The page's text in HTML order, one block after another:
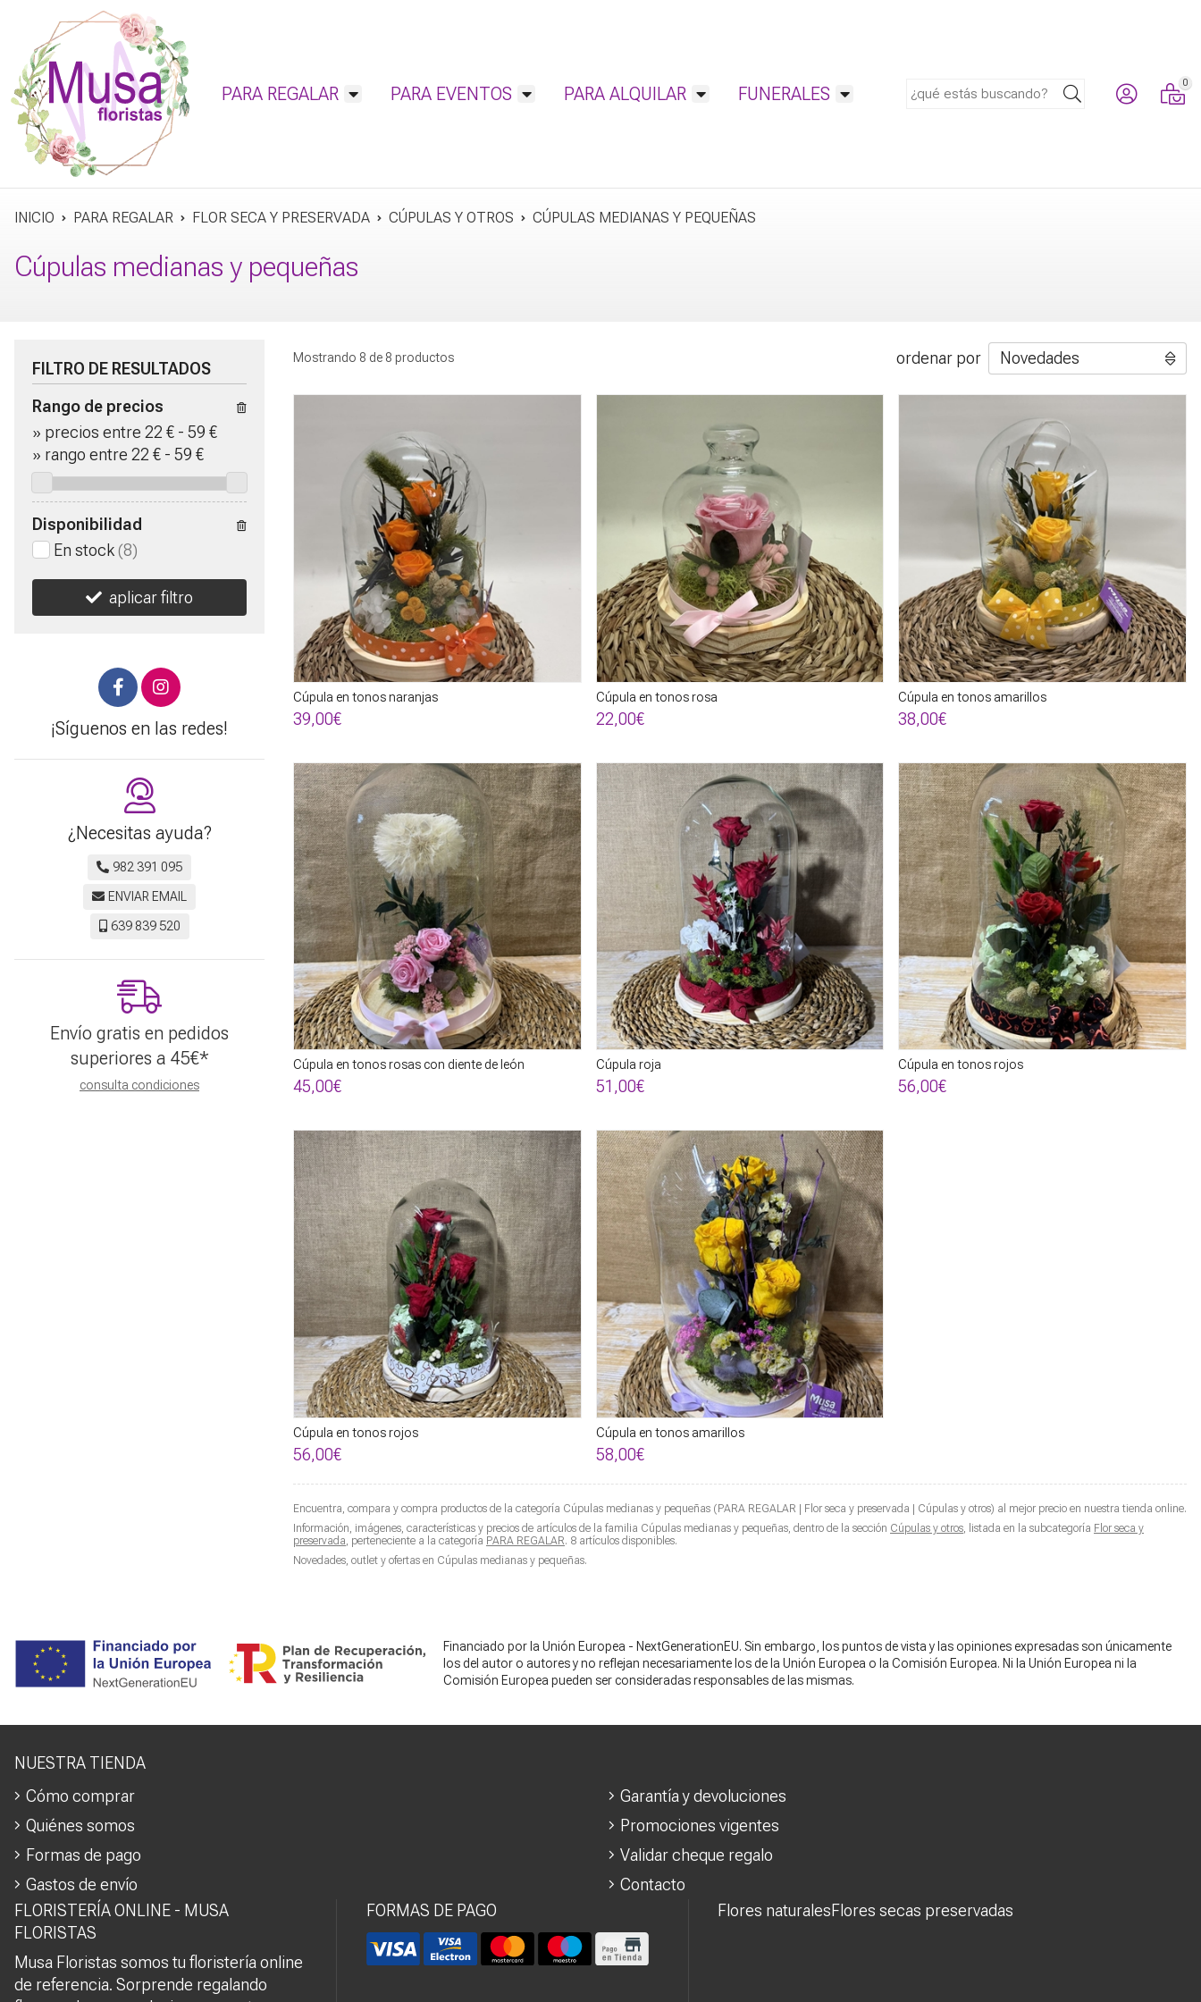
PARA REGALAR PARA EVENTOS PARA ALQUILAR FUNERALES Buscar 0
INICIO PARA REGALAR FLOR SECA Y PRESERVADA CÚPULAS Y OTROS CÚPULAS MEDIANAS Y PEQUEÑAS
Cúpulas medianas y pequeñas
Encuentra, compara y compra productos de la categoría Cúpulas medianas y pequeñas (PARA REGALAR | Flor seca y preservada | Cúpulas y otros) al mejor precio en nuestra tienda online.
Información, imágenes, características y precios de artículos de la familia Cúpulas medianas y pequeñas, dentro de la sección Cúpulas y otros, listada en la subcategoría Flor seca y
preservada, perteneciente a la categoría PARA REGALAR. 8 artículos disponibles.
Novedades, outlet y ofertas en Cúpulas medianas y pequeñas.
Mostrando 8 de 8 productos ordenar por
Cúpula en tonos naranjas
39,00€
Cúpula en tonos rosa
22,00€
Cúpula en tonos amarillos
38,00€
Cúpula en tonos rosas con diente de león
45,00€
Cúpula roja
51,00€
Cúpula en tonos rojos
56,00€
Cúpula en tonos rojos
56,00€
Cúpula en tonos amarillos
58,00€
FILTRO DE RESULTADOS
Rango de precios
» precios entre 22 € - 59 €
» rango entre 22 € - 59 €
Disponibilidad
En stock(8)
aplicar filtro
¡Síguenos en las redes!
¿Necesitas ayuda?
982 391 095
ENVIAR EMAIL
639 839 520
Envío gratis en pedidos
superiores a 45€*
consulta condiciones
Financiado por la Unión Europea - NextGenerationEU. Sin embargo, los puntos de vista y las opiniones expresadas son únicamente
los del autor o autores y no reflejan necesariamente los de la Unión Europea o la Comisión Europea. Ni la Unión Europea ni la
Comisión Europea pueden ser consideradas responsables de las mismas.
FLORISTERÍA ONLINE - MUSA
FLORISTAS
Musa Floristas somos tu floristería online
de referencia. Sorprende regalando
FORMAS DE PAGO
NUESTRA TIENDA
Cómo comprar
Quiénes somos
Formas de pago
Gastos de envío
Garantía y devoluciones
Promociones vigentes
Validar cheque regalo
Contacto
Flores naturalesFlores secas preservadas